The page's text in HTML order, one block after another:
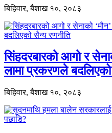
बिहिवार, बैशाख १०, २०८३
सिंहदरबारको आगो र
लामा प्रकरणले
बिहिवार, बैशाख १०, २०८३